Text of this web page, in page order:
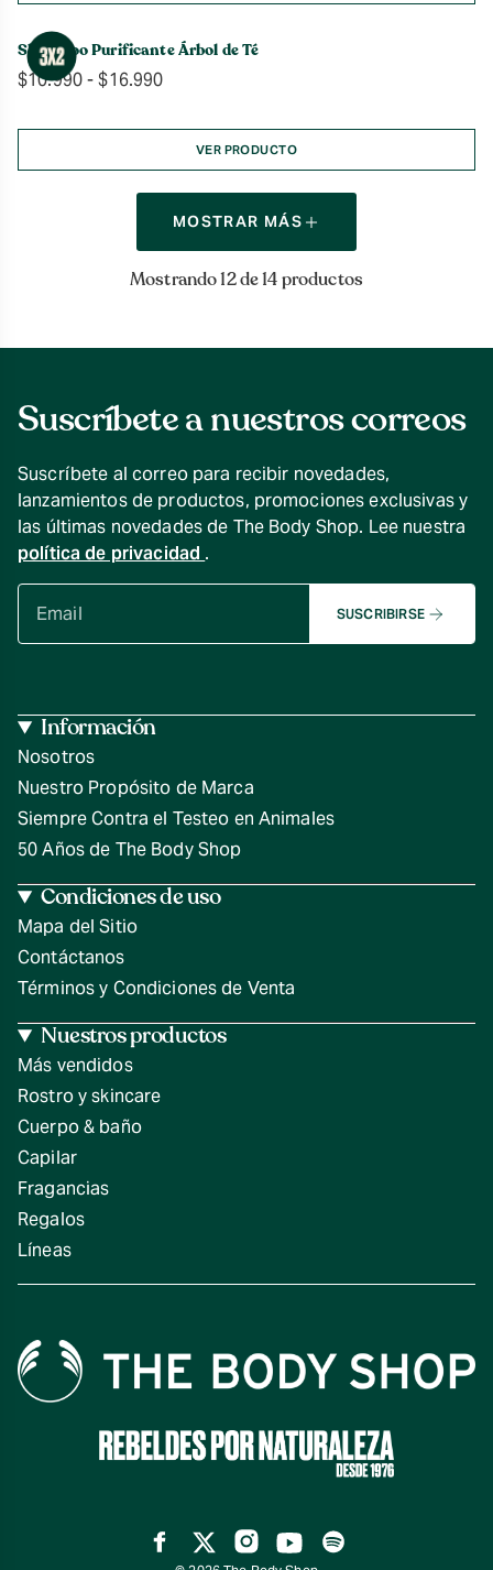
Shampoo Purificante Árbol de Té
$10.990- $16.990Rango
precios:
desde
$10.990
hasta
$16.990
VER PRODUCTO
Mostrando 12 de 14 productos
MOSTRAR MÁS
Suscríbete a nuestros correos
Suscríbete al correo para recibir novedades,
lanzamientos de productos, promociones exclusivas y
las últimas novedades de The Body Shop. Lee nuestra
política de privacidad .
SUSCRIBIRSE
Información
Nosotros
Nuestro Propósito de Marca
Siempre Contra el Testeo en Animales
50 Años de The Body Shop
Condiciones de uso
Mapa del Sitio
Contáctanos
Términos y Condiciones de Venta
Nuestros productos
Más vendidos
Rostro y skincare
Cuerpo & baño
Capilar
Fragancias
Regalos
Líneas
Facebook
TwitterInstagram
YouTube